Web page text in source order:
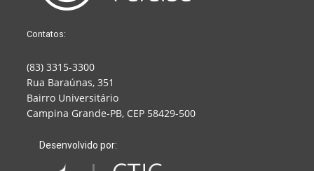
Contatos:
(83) 3315-3300
Rua Baraúnas, 351
Bairro Universitário
Campina Grande-PB, CEP 58429-500
Desenvolvido por: